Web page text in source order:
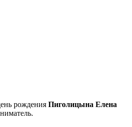
рождения Пиголицына Елена